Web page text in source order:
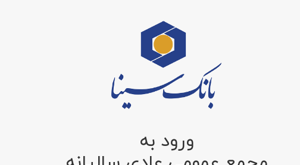
ورود به